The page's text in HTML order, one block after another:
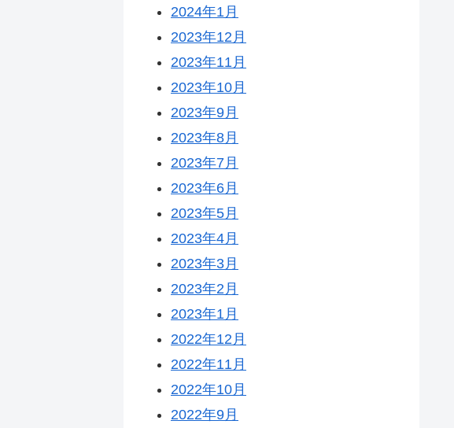
2024年1月
2023年12月
2023年11月
2023年10月
2023年9月
2023年8月
2023年7月
2023年6月
2023年5月
2023年4月
2023年3月
2023年2月
2023年1月
2022年12月
2022年11月
2022年10月
2022年9月